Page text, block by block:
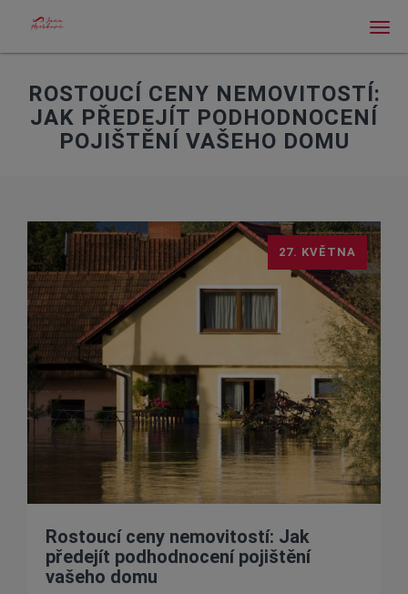
ROSTOUCÍ CENY NEMOVITOSTÍ:
JAK PŘEDEJÍT PODHODNOCENÍ
POJIŠTĚNÍ VAŠEHO DOMU
Rostoucí ceny nemovitostí: Jak
předejít podhodnocení pojištění
vašeho domu
27. KVĚTNA